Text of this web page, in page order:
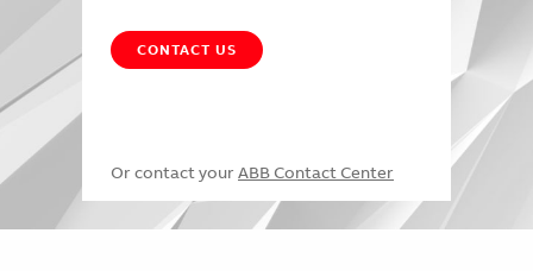
CONTACT US
Or contact your ABB Contact Center